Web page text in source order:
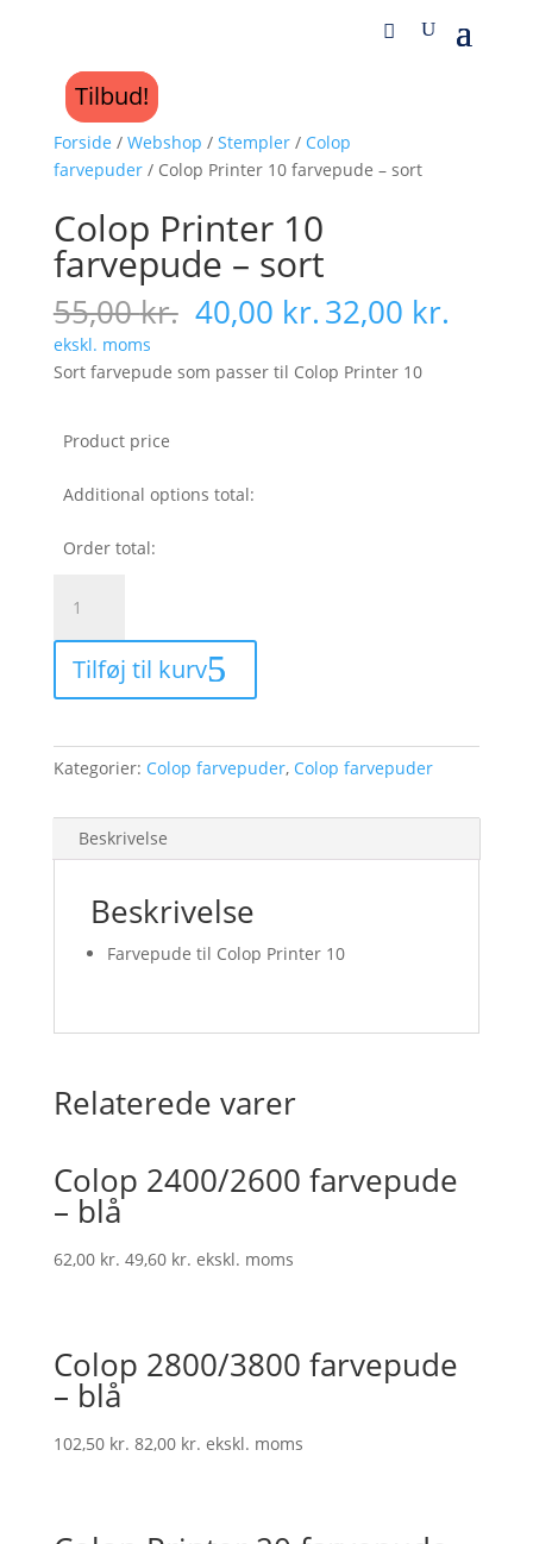
Forside / Webshop / Stempler/ Colop
farvepuder/ Colop Printer 10 farvepude – sort
Tilbud!
Colop Printer 10
farvepude – sort
55,00kr. 40,00 kr.32,00 kr.
ekskl. moms
Sort farvepude som passer til Colop Printer 10
Product price
Additional options total:
Order total:
Printer
10
farvepude
-
antal
Tilføj til kurv
Kategorier: Colop farvepuder, Colop farvepuder
Beskrivelse
Beskrivelse
Farvepude til Colop Printer 10
Relaterede varer
Colop 2400/2600 farvepude
– blå
62,00 kr. 49,60 kr. ekskl. moms
Colop 2800/3800 farvepude
– blå
102,50 kr. 82,00 kr. ekskl. moms
Tilbud!